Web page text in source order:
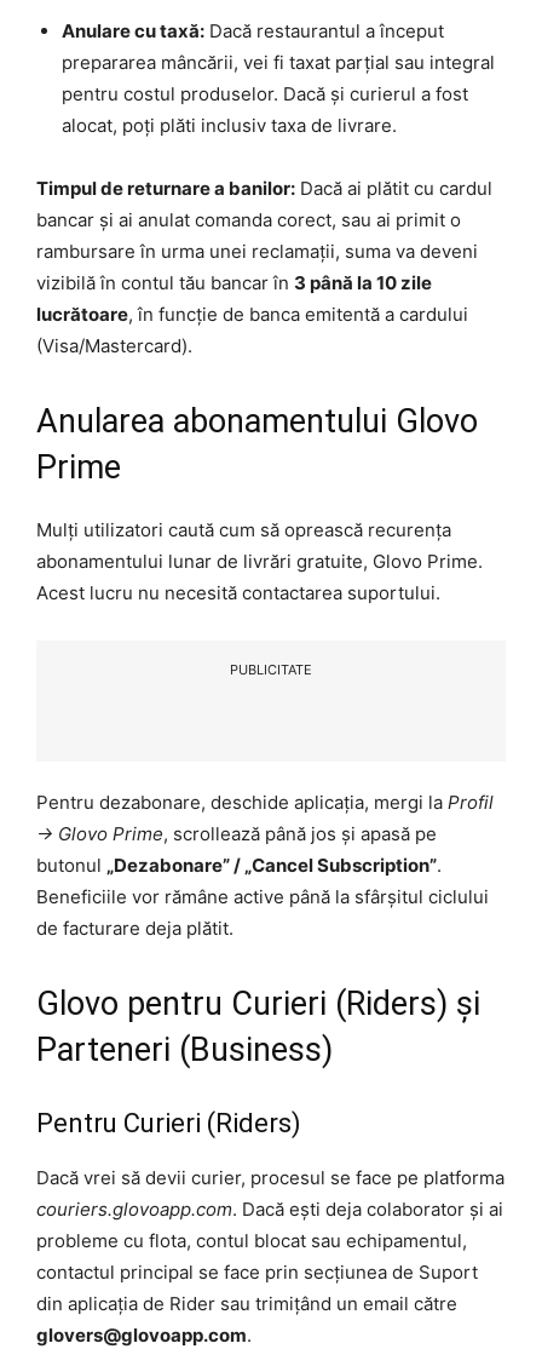
Anulare cu taxă: Dacă restaurantul a început
prepararea mâncării, vei fi taxat parțial sau integral
pentru costul produselor. Dacă și curierul a fost
alocat, poți plăti inclusiv taxa de livrare.
Timpul de returnare a banilor: Dacă ai plătit cu cardul
bancar și ai anulat comanda corect, sau ai primit o
rambursare în urma unei reclamații, suma va deveni
vizibilă în contul tău bancar în 3 până la 10 zile
lucrătoare, în funcție de banca emitentă a cardului
(Visa/Mastercard).
Anularea abonamentului Glovo
Prime
Mulți utilizatori caută cum să oprească recurența
abonamentului lunar de livrări gratuite, Glovo Prime.
Acest lucru nu necesită contactarea suportului.
PUBLICITATE
Pentru dezabonare, deschide aplicația, mergi la Profil
-> Glovo Prime, scrollează până jos și apasă pe
butonul „Dezabonare” / „Cancel Subscription”.
Beneficiile vor rămâne active până la sfârșitul ciclului
de facturare deja plătit.
Glovo pentru Curieri (Riders) și
Parteneri (Business)
Pentru Curieri (Riders)
Dacă vrei să devii curier, procesul se face pe platforma
couriers.glovoapp.com. Dacă ești deja colaborator și ai
probleme cu flota, contul blocat sau echipamentul,
contactul principal se face prin secțiunea de Suport
din aplicația de Rider sau trimițând un email către
glovers@glovoapp.com.